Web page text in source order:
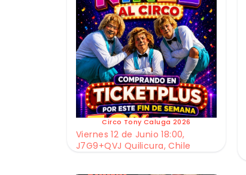
Circo Tony Caluga 2026
Viernes 12 de Junio 18:00,
J7G9+QVJ Quilicura, Chile